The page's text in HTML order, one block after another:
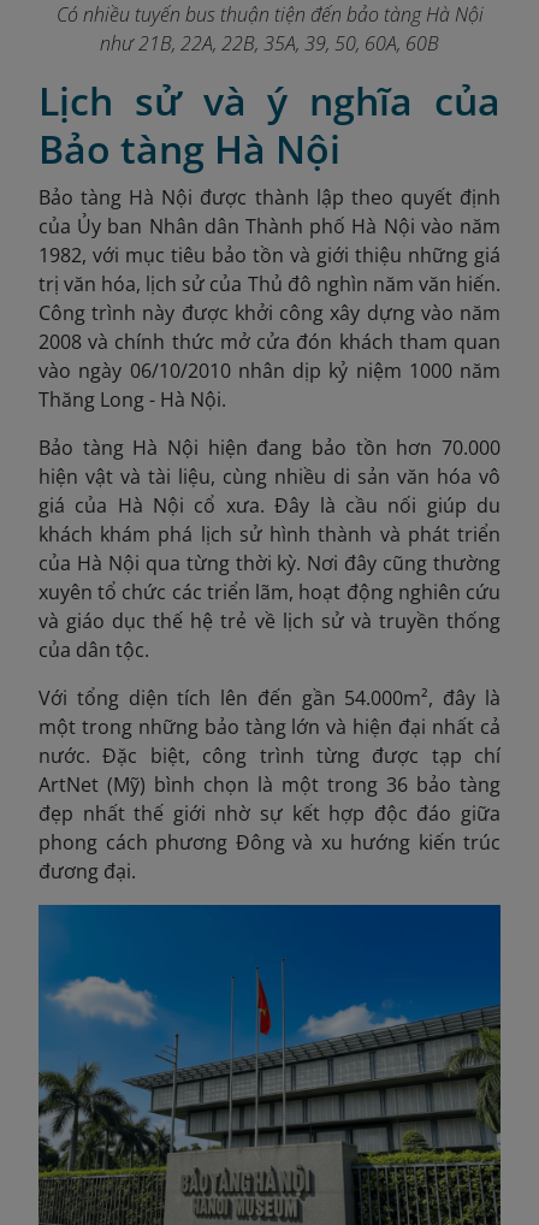
Có nhiều tuyến bus thuận tiện đến bảo tàng Hà Nội
như 21B, 22A, 22B, 35A, 39, 50, 60A, 60B
Lịch sử và ý nghĩa của
Bảo tàng Hà Nội
Bảo tàng Hà Nội được thành lập theo quyết định
của Ủy ban Nhân dân Thành phố Hà Nội vào năm
1982, với mục tiêu bảo tồn và giới thiệu những giá
trị văn hóa, lịch sử của Thủ đô nghìn năm văn hiến.
Công trình này được khởi công xây dựng vào năm
2008 và chính thức mở cửa đón khách tham quan
vào ngày 06/10/2010 nhân dịp kỷ niệm 1000 năm
Thăng Long - Hà Nội.
Bảo tàng Hà Nội hiện đang bảo tồn hơn 70.000
hiện vật và tài liệu, cùng nhiều di sản văn hóa vô
giá của Hà Nội cổ xưa. Đây là cầu nối giúp du
khách khám phá lịch sử hình thành và phát triển
của Hà Nội qua từng thời kỳ. Nơi đây cũng thường
xuyên tổ chức các triển lãm, hoạt động nghiên cứu
và giáo dục thế hệ trẻ về lịch sử và truyền thống
của dân tộc.
Với tổng diện tích lên đến gần 54.000m², đây là
một trong những bảo tàng lớn và hiện đại nhất cả
nước. Đặc biệt, công trình từng được tạp chí
ArtNet (Mỹ) bình chọn là một trong 36 bảo tàng
đẹp nhất thế giới nhờ sự kết hợp độc đáo giữa
phong cách phương Đông và xu hướng kiến trúc
đương đại.